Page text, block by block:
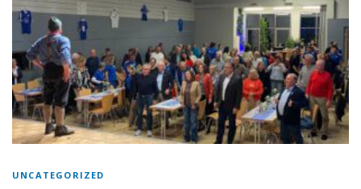
UNCATEGORIZED